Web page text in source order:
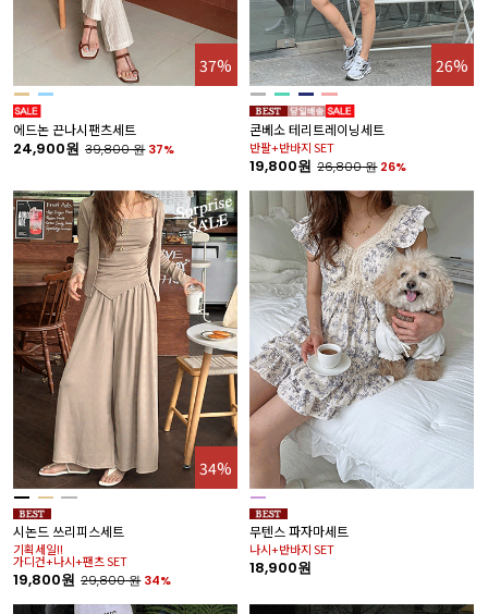
37%
에드논 끈나시팬츠세트
24,900원 39,800원 37%
26%
콘베소 테리트레이닝세트
반팔+반바지 SET
19,800원 26,800원 26%
34%
시논드 쓰리피스세트
기획세일!!
가디건+나시+팬츠 SET
19,800원 29,800원 34%
무텐스 파자마세트
나시+반바지 SET
18,900원